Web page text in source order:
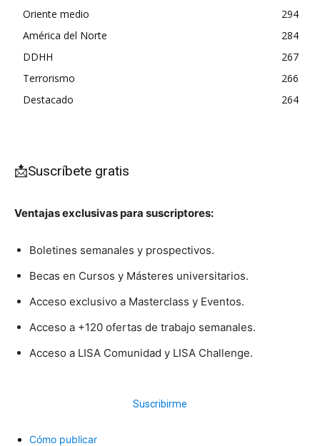
Oriente medio
294
América del Norte
284
DDHH
267
Terrorismo
266
Destacado
264
📩Suscríbete gratis
Ventajas exclusivas para suscriptores:
Boletines semanales y prospectivos.
Becas en Cursos y Másteres universitarios.
Acceso exclusivo a Masterclass y Eventos.
Acceso a +120 ofertas de trabajo semanales.
Acceso a LISA Comunidad y LISA Challenge.
Suscribirme
Cómo publicar